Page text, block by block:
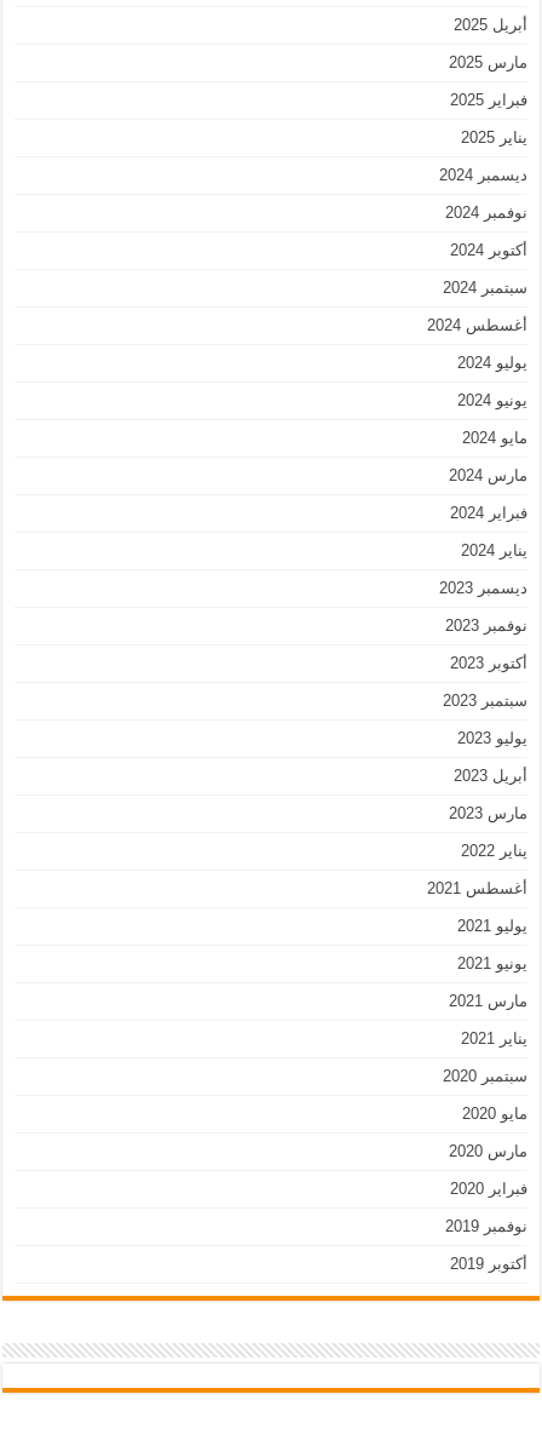
أبريل 2025
مارس 2025
فبراير 2025
يناير 2025
ديسمبر 2024
نوفمبر 2024
أكتوبر 2024
سبتمبر 2024
أغسطس 2024
يوليو 2024
يونيو 2024
مايو 2024
مارس 2024
فبراير 2024
يناير 2024
ديسمبر 2023
نوفمبر 2023
أكتوبر 2023
سبتمبر 2023
يوليو 2023
أبريل 2023
مارس 2023
يناير 2022
أغسطس 2021
يوليو 2021
يونيو 2021
مارس 2021
يناير 2021
سبتمبر 2020
مايو 2020
مارس 2020
فبراير 2020
نوفمبر 2019
أكتوبر 2019